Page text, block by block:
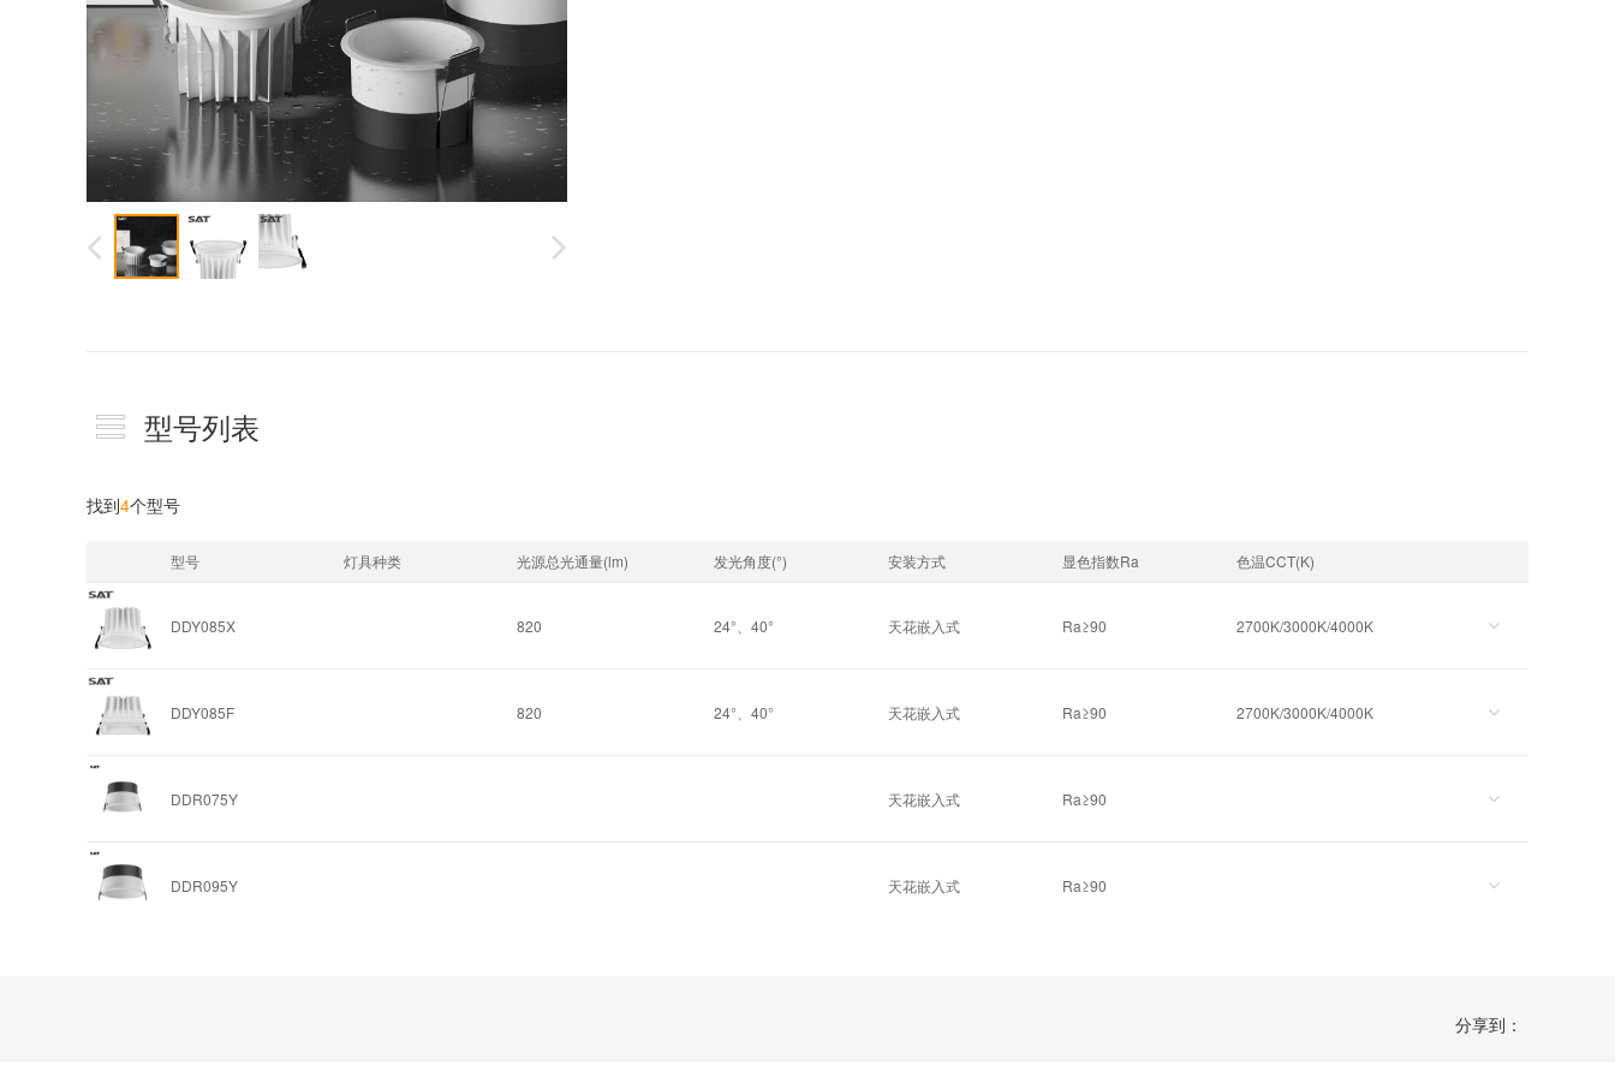
型号列表
找到4个型号
型号 灯具种类 光源总光通量(lm) 发光角度(°) 安装方式 显色指数Ra 色温CCT(K)
DDY085X 820 24°、40° 天花嵌入式 Ra≥90 2700K/3000K/4000K
DDY085F 820 24°、40° 天花嵌入式 Ra≥90 2700K/3000K/4000K
DDR075Y 天花嵌入式 Ra≥90
DDR095Y 天花嵌入式 Ra≥90
分享到：